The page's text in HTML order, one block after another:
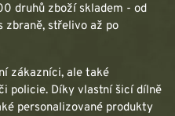
druhů zboží skladem - od
zbraně, střelivo až po
zákazníci, ale také
policie. Díky vlastní šicí dílně
personalizované produkty